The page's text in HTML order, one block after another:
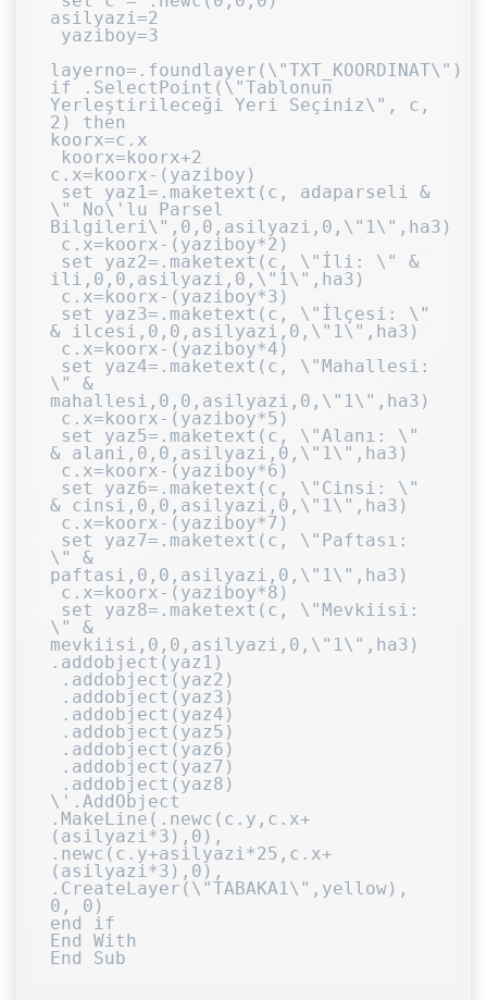
asilyazi=2
layerno=.foundlayer(\"TXT_KOORDINAT\")
if .SelectPoint(\"Tablonun
Yerleştirileceği Yeri Seçiniz\", c,
2) then
koorx=c.x
c.x=koorx-(yaziboy)
\" No\'lu Parsel
Bilgileri\",0,0,asilyazi,0,\"1\",ha3)
ili,0,0,asilyazi,0,\"1\",ha3)
& ilcesi,0,0,asilyazi,0,\"1\",ha3)
\" &
mahallesi,0,0,asilyazi,0,\"1\",ha3)
& alani,0,0,asilyazi,0,\"1\",ha3)
& cinsi,0,0,asilyazi,0,\"1\",ha3)
\" &
paftasi,0,0,asilyazi,0,\"1\",ha3)
\" &
mevkiisi,0,0,asilyazi,0,\"1\",ha3)
.addobject(yaz1)
\'.AddObject
.MakeLine(.newc(c.y,c.x+
(asilyazi*3),0),
.newc(c.y+asilyazi*25,c.x+
(asilyazi*3),0),
.CreateLayer(\"TABAKA1\",yellow),
0, 0)
end if
End With
End Sub